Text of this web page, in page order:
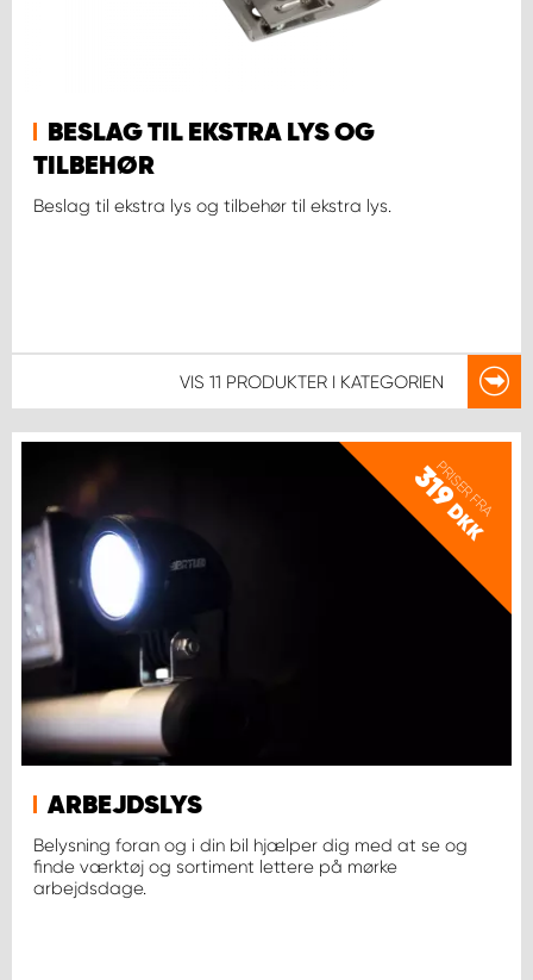
BESLAG TIL EKSTRA LYS OG
TILBEHØR
Beslag til ekstra lys og tilbehør til ekstra lys.
VIS 11 PRODUKTER I KATEGORIEN
PRISER FRA
319
DKK
ARBEJDSLYS
Belysning foran og i din bil hjælper dig med at se og
finde værktøj og sortiment lettere på mørke
arbejdsdage.